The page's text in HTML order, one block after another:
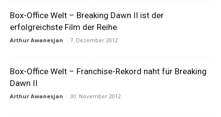
Box-Office Welt – Breaking Dawn II ist der
erfolgreichste Film der Reihe
Arthur Awanesjan - 7. Dezember 2012
Box-Office Welt – Franchise-Rekord naht für Breaking
Dawn II
Arthur Awanesjan - 30. November 2012